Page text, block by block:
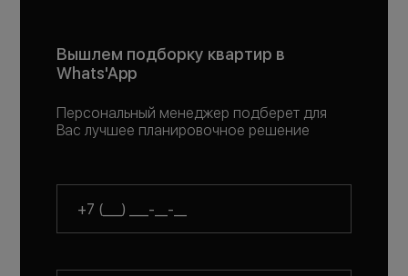
Вышлем подборку квартир в
Whats'App
Персональный менеджер подберет для
Вас лучшее планировочное решение